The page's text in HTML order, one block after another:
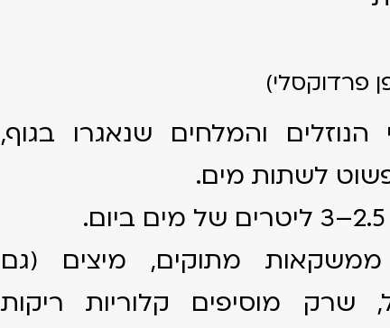
והמלחים שנאגרו בגוף,
לשתות מים.
ממשקאות מתוקים, מיצים (גם
שרק מוסיפים קלוריות ריקות